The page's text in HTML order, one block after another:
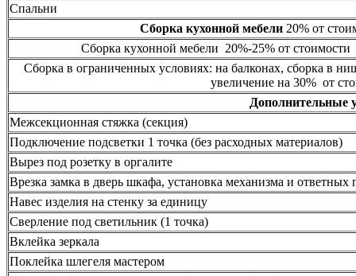
Спальни
Сборка кухонной мебели20% от
Сборка кухонной мебели 20%-25% от стоимости
Сборка в ограниченных условиях: на балконах, сборка в
увеличение на 30% от
Дополнительные
Межсекционная стяжка (секция)
Подключение подсветки 1 точка (без расходных материалов)
Вырез под розетку в оргалите
Врезка замка в дверь шкафа, установка механизма и ответных
Навес изделия на стенку за единицу
Сверление под светильник (1 точка)
Вклейка зеркала
Поклейка шлегеля мастером